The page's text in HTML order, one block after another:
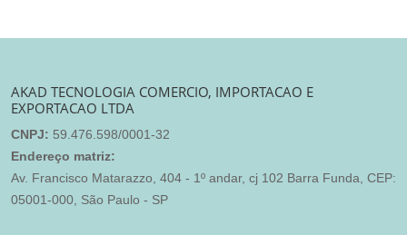
AKAD TECNOLOGIA COMERCIO, IMPORTACAO E
EXPORTACAO LTDA
CNPJ: 59.476.598/0001-32
Endereço matriz:
Av. Francisco Matarazzo, 404 - 1º andar, cj 102 Barra Funda, CEP:
05001-000, São Paulo - SP